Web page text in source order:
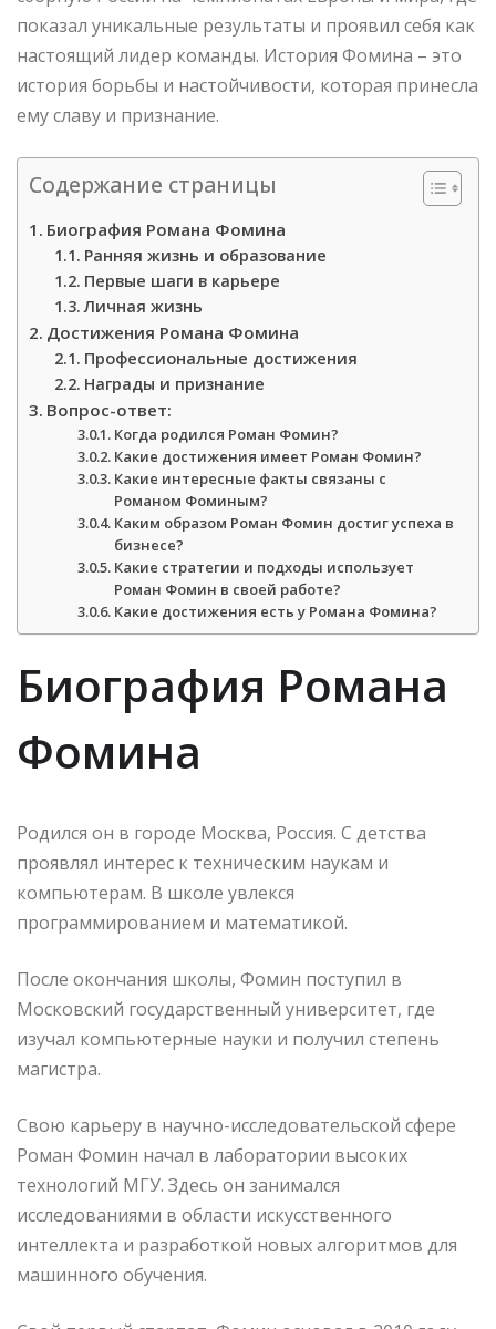
показал уникальные результаты и проявил себя как
настоящий лидер команды. История Фомина – это
история борьбы и настойчивости, которая принесла
ему славу и признание.
Содержание страницы
Биография Романа Фомина
Ранняя жизнь и образование
Первые шаги в карьере
Личная жизнь
Достижения Романа Фомина
Профессиональные достижения
Награды и признание
Вопрос-ответ:
Когда родился Роман Фомин?
Какие достижения имеет Роман Фомин?
Какие интересные факты связаны с
Романом Фоминым?
Каким образом Роман Фомин достиг успеха в
бизнесе?
Какие стратегии и подходы использует
Роман Фомин в своей работе?
Какие достижения есть у Романа Фомина?
Биография Романа
Фомина
Родился он в городе Москва, Россия. С детства
проявлял интерес к техническим наукам и
компьютерам. В школе увлекся
программированием и математикой.
После окончания школы, Фомин поступил в
Московский государственный университет, где
изучал компьютерные науки и получил степень
магистра.
Свою карьеру в научно-исследовательской сфере
Роман Фомин начал в лаборатории высоких
технологий МГУ. Здесь он занимался
исследованиями в области искусственного
интеллекта и разработкой новых алгоритмов для
машинного обучения.